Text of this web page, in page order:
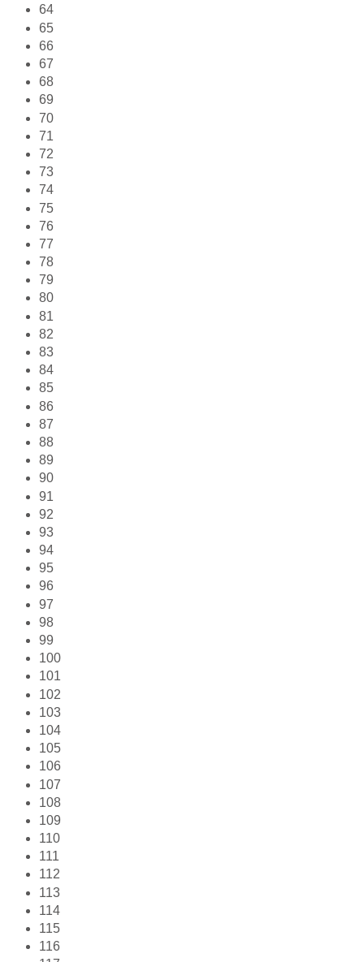
64
65
66
67
68
69
70
71
72
73
74
75
76
77
78
79
80
81
82
83
84
85
86
87
88
89
90
91
92
93
94
95
96
97
98
99
100
101
102
103
104
105
106
107
108
109
110
111
112
113
114
115
116